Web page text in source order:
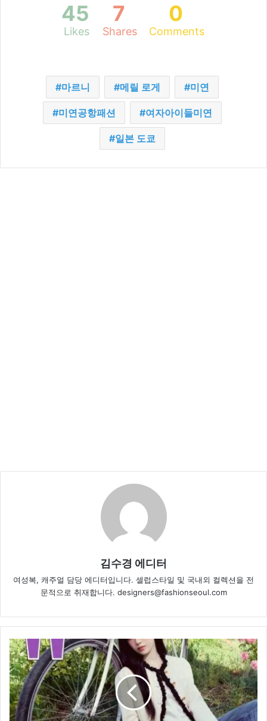
45
Likes
7
Shares
0
Comments
마르니 메릴 로게 미연
미연공항패션 여자아이들미연
일본 도쿄
김수경 에디터
여성복, 캐주얼 담당 에디터입니다. 셀럽스타일 및 국내외 컬렉션을 전
문적으로 취재합니다. designers@fashionseoul.com
고
윤
정,
샤
넬
향